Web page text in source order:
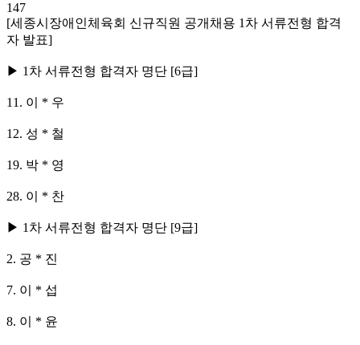
147
[세종시장애인체육회 신규직원 공개채용 1차 서류전형 합격
자 발표]
▶ 1 차 서류전형 합격자 명단 [6급]
11. 이 * 우
12. 성 * 철
19. 박 * 영
28. 이 * 찬
▶ 1 차 서류전형 합격자 명단 [9급]
2. 공 * 진
7. 이 * 섭
8. 이 * 윤